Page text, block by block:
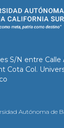
S/N entre Calle
Cota Col.
Autónoma de